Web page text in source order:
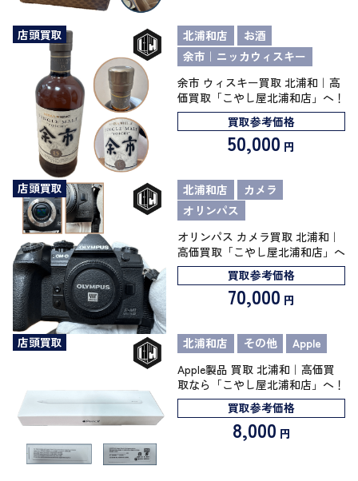
店頭買取 北浦和店
お酒
余市｜ニッカウィスキー
余市 ウィスキー買取 北浦和｜高
価買取「こやし屋北浦和店」へ！
買取参考価格
50,000 円
店頭買取 北浦和店
カメラ
オリンパス
オリンパス カメラ買取 北浦和｜
高価買取「こやし屋北浦和店」へ
買取参考価格
70,000 円
店頭買取 北浦和店 その他
Apple
Apple製品 買取 北浦和｜高価買
取なら「こやし屋北浦和店」へ！
買取参考価格
8,000 円